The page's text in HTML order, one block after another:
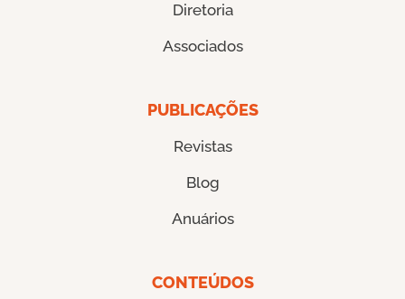
Diretoria
Associados
PUBLICAÇÕES
Revistas
Blog
Anuários
CONTEÚDOS